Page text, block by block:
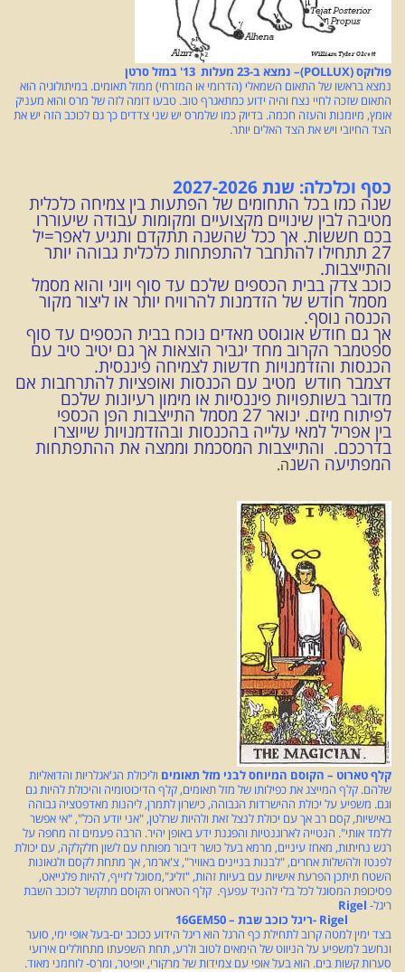
פולוקס (POLLUX)– נמצא ב-23 מעלות 13' במזל סרטן
נמצא בראשו של התאום השמאלי (הדרומי או המזרחי) ממזל תאומים. במיתולוגיה הוא
התאום שזכה לחיי נצח והיה ידוע כמתאגרף טוב. טבעו דומה לזה של מרס והוא מעניק
אומץ, מיומנות והעזה חכמה. בדיוק כמו שלמרס יש שני צדדים כך גם לכוכב הזה יש את
הצד החיובי ויש את הצד האלים יותר.
כסף וכלכלה: שנת 2027-2026
שנה כמו בכל התחומים של הפתעות בין צמיחה כלכלית
מטיבה לבין שינויים מקצועיים ומקומות עבודה שיעוררו
בכם חששות. אך ככל שהשנה תתקדם ותגיע לאפר=יל
27 תתחילו להתחבר להתפתחות כלכלית גבוהה יותר
והתייצבות.
כוכב צדק בבית הכספים שלכם עד סוף ויוני והוא מסמל
מסמל חודש של הזדמנות להרוויח יותר או ליצור מקור
הכנסה נוסף.
אך גם חודש אוגוסט מאדים נוכח בבית הכספים עד סוף
ספטמבר הקרוב מחד יגביר הוצאות אך גם יטיב טיב עם
הכנסות והזדמנויות חדשות לצמיחה פיננסית.
דצמבר חודש מטיב עם הכנסות ואופציות להתרחבות אם
מדובר בשותפויות פיננסיות או מימון רעיונות שלכם
לפיתוח מיזם. ינואר 27 מסמל התייצבות הפן הכספי
בין אפריל למאי עלייה בהכנסות ובהזדמנויות שייוצרו
בדרככם. והתייצבות המסכמת וממצה את ההתפתחות
המפתיעה השנה.
קלף טארוט – הקוסם המיוחס לבני מזל תאומים וליכולת הג'אגלריות והדואליות
שלהם. קלף המייצג את כפילותו של מזל תאומים, קלף הדיכוטומיה והיכולת להיות גם
וגם. משפיע על יכולת ההישרדות הגבוהה, כישרון לתמרן, ליהנות מאדפטציה גבוהה
באישיות, קסם רב אך עם יכולת לנצל זאת ולהיות שרלטן, "אני יודע הכל", "אי אפשר
ללמד אותי". הנטייה לארוגנטיות והפגנת ידע באופן יהיר. הרבה פעמים זה מחפה על
רגש נחיתות, מאחז עיניים, מרמא בעל כושר דיבור מפותח עם לשון חלקלקה, עם יכולת
לפנטז ולהשלות אחרים, "לבנות בניינים באוויר", צ'ארמר, אך מתחת לקסם ולגאונות
השטח תיתכן הפרעת אישיות עם בעיות זהות, "זליג",מסוגל לזייף, להיות פלגייאט,
פסיכופת המסוגל לכל בלי להניד עפעף. קלף הטארוט הקוסם מתקשר לכוכב השבת
ריגל- Rigel
Rigel -ריגל כוכב שבת – 16GEM50
בצד ימין למטה קרוב לתחילת כף הרגל הוא ריגל הידוע ככוכב ים-בעל אופי ימי, סוער
ונחשב למשפיע על הניווט של הימאים לטוב ולרע, תחת השפעתו מתחוללים אירועי
סערות קשות בים. הוא בעל אופי עם צמידות של מרקורי, יופיטר, ומרס- לוחמני מאוד.